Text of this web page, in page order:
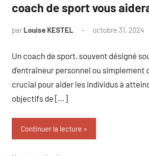
coach de sport vous
par Louise KESTEL octobre 31, 2024
Un coach de sport, souvent désigné
d’entraîneur personnel ou simplement
crucial pour aider les individus à
objectifs de […]
Continuer la lecture